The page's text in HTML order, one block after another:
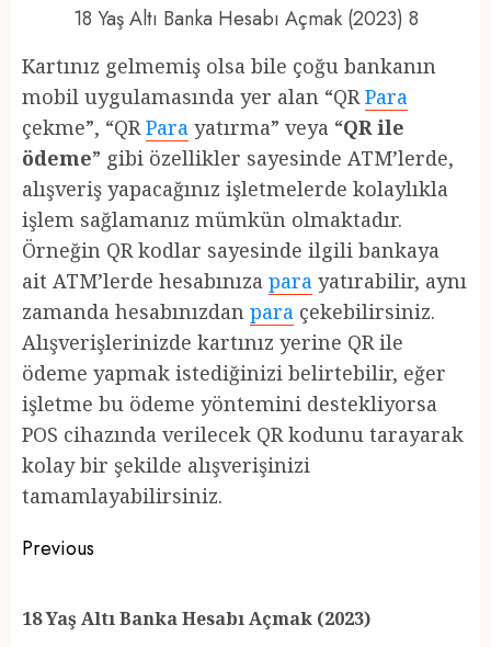
18 Yaş Altı Banka Hesabı Açmak (2023) 8
Kartınız gelmemiş olsa bile çoğu bankanın
mobil uygulamasında yer alan “QRPara
çekme”, “QRPara yatırma” veya “QR ile
ödeme” gibi özellikler sayesinde ATM’lerde,
alışveriş yapacağınız işletmelerde kolaylıkla
işlem sağlamanız mümkün olmaktadır.
Örneğin QR kodlar sayesinde ilgili bankaya
ait ATM’lerde hesabınıza para yatırabilir, aynı
zamanda hesabınızdan para çekebilirsiniz.
Alışverişlerinizde kartınız yerine QR ile
ödeme yapmak istediğinizi belirtebilir, eğer
işletme bu ödeme yöntemini destekliyorsa
POS cihazında verilecek QR kodunu tarayarak
kolay bir şekilde alışverişinizi
tamamlayabilirsiniz.
Post
Previous
18 Yaş Altı Banka Hesabı Açmak (2023)